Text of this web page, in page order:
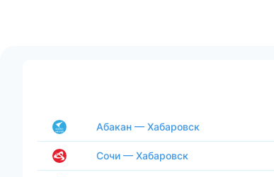
Абакан — Хабаровск
Сочи — Хабаровск